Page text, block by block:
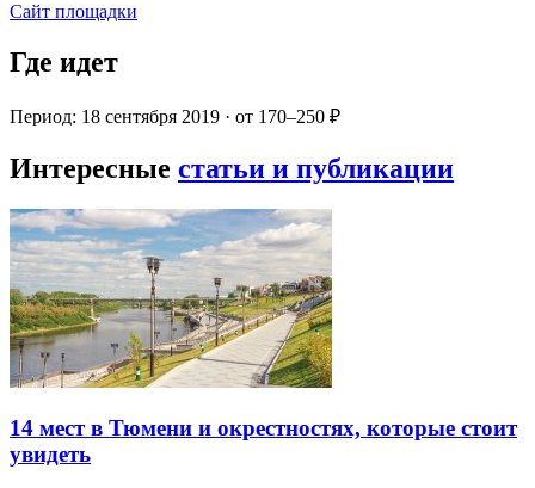
Сайт площадки
Где идет
Период: 18 сентября 2019 · от 170–250 ₽
Интересные статьи и публикации
14 мест в Тюмени и окрестностях, которые стоит
увидеть